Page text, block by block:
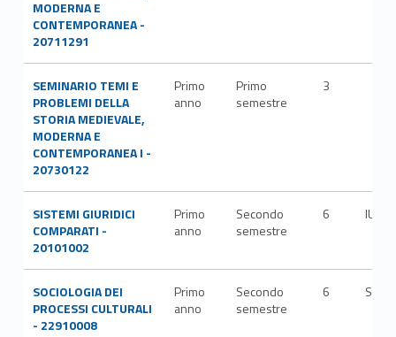
MODERNA E
CONTEMPORANEA -
20711291
SEMINARIO TEMI E
PROBLEMI DELLA
STORIA MEDIEVALE,
MODERNA E
CONTEMPORANEA I -
20730122
Primo
anno
Primo
semestre
3
SISTEMI GIURIDICI
COMPARATI -
20101002
Primo
anno
Secondo
semestre
6 IUS/
SOCIOLOGIA DEI
PROCESSI CULTURALI
- 22910008
Primo
anno
Secondo
semestre
6 SPS/